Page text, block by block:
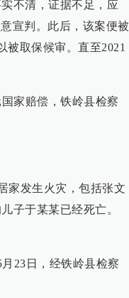
不清，证据不足，应
宣判。此后，该案便被
被取保候审。直至2021
家赔偿，铁岭县检察
家发生火灾，包括张文
子于某某已经死亡。
23日，经铁岭县检察